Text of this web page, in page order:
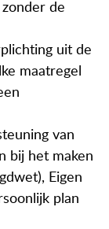
de
uit de
maatregel
van
bij het maken
Eigen
plan